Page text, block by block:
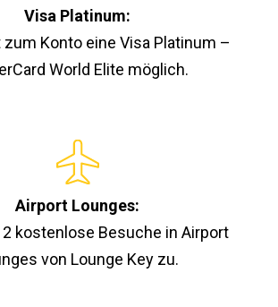
Visa Platinum:
zum Konto eine Visa Platinum –
World Elite möglich.
Airport Lounges:
kostenlose Besuche in Airport
von Lounge Key zu.